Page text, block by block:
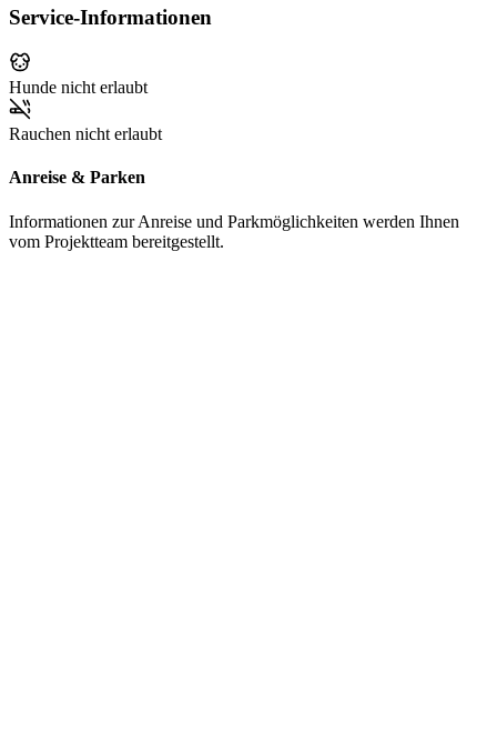
Service-Informationen
Hunde nicht erlaubt
Rauchen nicht erlaubt
Anreise & Parken
Informationen zur Anreise und Parkmöglichkeiten werden Ihnen
vom Projektteam bereitgestellt.